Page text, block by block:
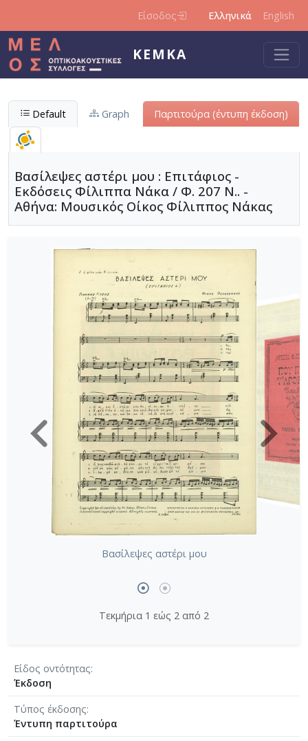
Είσοδος Ελληνικά English
ΚΕΜΚΑ
Default Graph Παρτιτούρα (έντυπη έκδοση)
Βασίλεψες αστέρι μου : Επιτάφιος -
Εκδόσεις Φίλιππα Νάκα / Φ. 207 Ν.. -
Αθήνα: Μουσικός Οίκος Φίλιππος Νάκας
Βασίλεψες αστέρι μου
Τεκμήρια 1 εώς 2 από 2
Είδος οντότητας
Έκδοση
Τύπος έκδοσης
Έντυπη παρτιτούρα